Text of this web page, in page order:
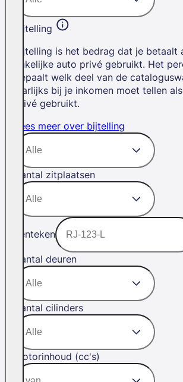
Bijtelling
Bijtelling is het bedrag dat je betaalt
zakelijke auto privé gebruikt. Het
bepaalt welk deel van de
jaarlijks bij je inkomen moet tellen
privé gebruikt.
Lees meer over bijtelling
Aantal zitplaatsen
Kenteken
Aantal deuren
Aantal cilinders
Motorinhoud (cc's)